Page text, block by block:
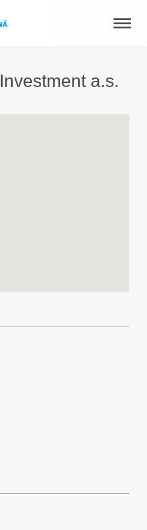
Toggle
a.s.